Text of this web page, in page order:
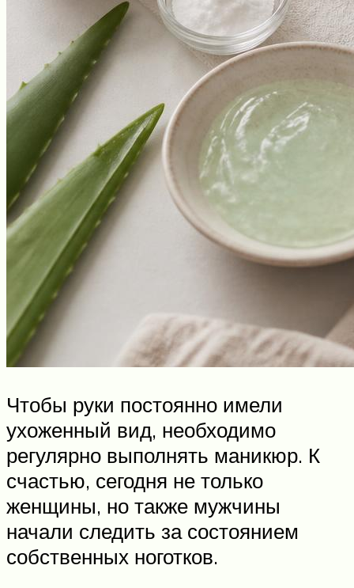
Чтобы руки постоянно имели
ухоженный вид, необходимо
регулярно выполнять маникюр. К
счастью, сегодня не только
женщины, но также мужчины
начали следить за состоянием
собственных ноготков.